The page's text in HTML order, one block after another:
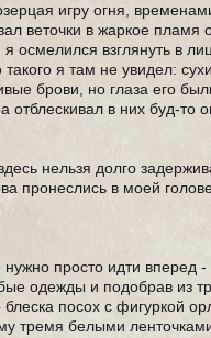
игру огня,
веточки в жаркое пламя
осмелился взглянуть в
я там не увидел:
брови, но глаза его
отблескивал в них буд-то
нельзя долго
пронеслись в моей голове
просто идти вперед -
одежды и подобрав из
посох с фигуркой
тремя белыми